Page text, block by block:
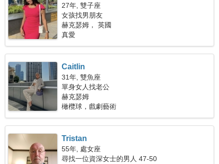
27年, 雙子座
女孩找男朋友
赫克瑟姆， 英國
真愛
Caitlin
31年, 雙魚座
單身女人找老公
赫克瑟姆
橄欖球，戲劇藝術
Tristan
55年, 處女座
尋找一位資深女士的男人 47-50